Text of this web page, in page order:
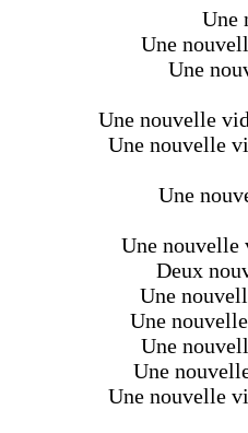
Une
Une
Une
Une nouvelle
Une nouvelle
Une
Une nouvelle
Deux
Une
Une
Une
Une
Une nouvelle